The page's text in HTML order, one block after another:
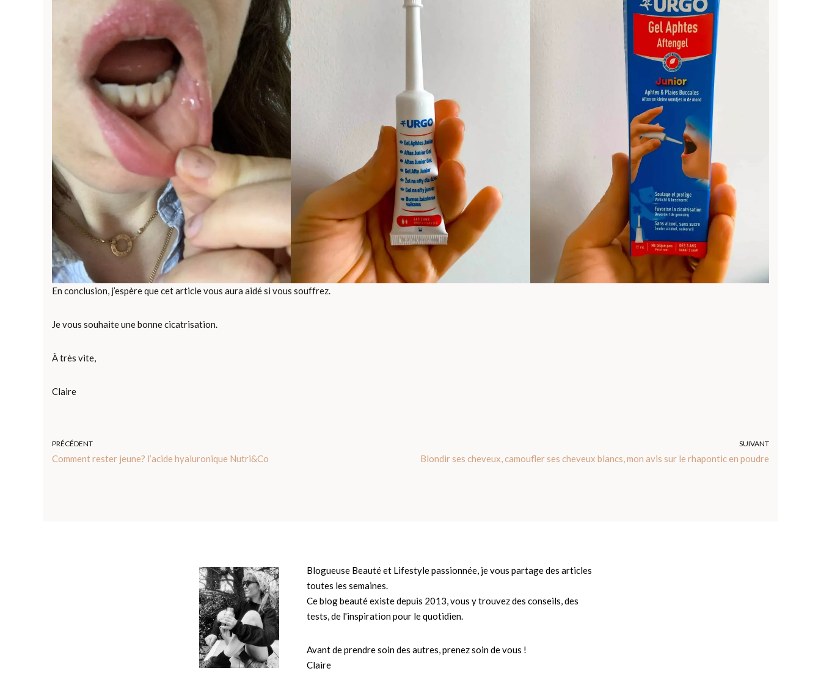
En conclusion, j’espère que cet article vous aura aidé si vous souffrez.
Je vous souhaite une bonne cicatrisation.
À très vite,
Claire
PRÉCÉDENT
Comment rester jeune? l’acide hyaluronique Nutri&Co
SUIVANT
Blondir ses cheveux, camoufler ses cheveux blancs, mon avis sur le rhapontic en poudre
Blogueuse Beauté et Lifestyle passionnée, je vous partage des articles
toutes les semaines.
Ce blog beauté existe depuis 2013, vous y trouvez des conseils, des
tests, de l'inspiration pour le quotidien.
Avant de prendre soin des autres, prenez soin de vous !
Claire